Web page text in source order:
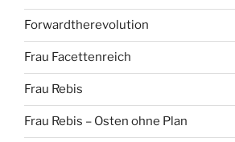
Forwardtherevolution
Frau Facettenreich
Frau Rebis
Frau Rebis – Osten ohne Plan